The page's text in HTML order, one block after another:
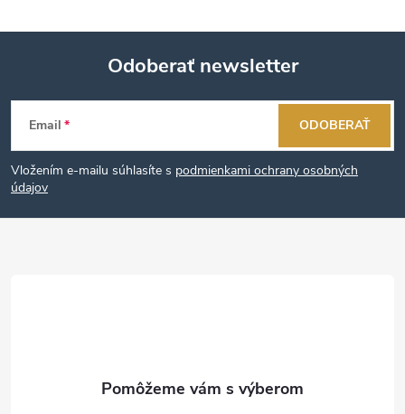
Z
á
p
Odoberať newsletter
Email
Vložením e-mailu súhlasíte s podmienkami ochrany osobných
údajov
ODOBERAŤ